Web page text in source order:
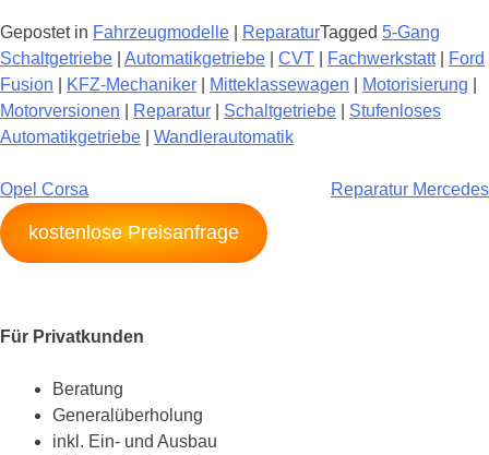
Gepostet in Fahrzeugmodelle ReparaturTagged 5-Gang
Schaltgetriebe
Automatikgetriebe CVT Fachwerkstatt|
Ford
Fusion
KFZ-Mechaniker Mitteklassewagen Motorisierung
Motorversionen
Reparatur Schaltgetriebe
Stufenloses
Automatikgetriebe
Wandlerautomatik
Beitragsnavigation
Opel Corsa Reparatur Mercedes
kostenlose Preisanfrage
Für Privatkunden
Beratung
Generalüberholung
inkl. Ein- und Ausbau